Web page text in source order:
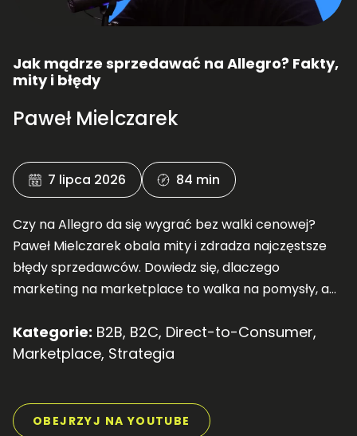
Jak mądrze sprzedawać na Allegro? Fakty,
mity i błędy
Paweł Mielczarek
7 lipca 2026 84 min
Czy na Allegro da się wygrać bez walki cenowej?
Paweł Mielczarek obala mity i zdradza najczęstsze
błędy sprzedawców. Dowiedz się, dlaczego
marketing na marketplace to walka na pomysły, a
Kategorie: B2B, B2C, Direct-to-Consumer,
Marketplace, Strategia
OBEJRZYJ NA YOUTUBE